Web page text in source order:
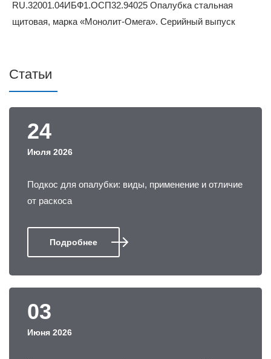
Статьи
24
Июля 2026
Подкос для опалубки: виды, применение и отличие
от раскоса
Подробнее
03
Июня 2026